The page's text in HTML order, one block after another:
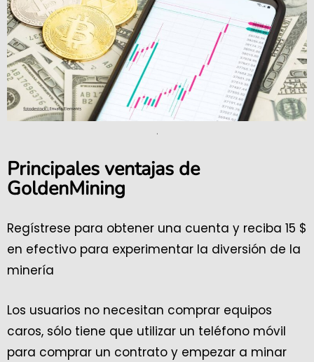
.
Principales ventajas de
GoldenMining
Regístrese para obtener una cuenta y reciba 15 $
en efectivo para experimentar la diversión de la
minería
Los usuarios no necesitan comprar equipos
caros, sólo tiene que utilizar un teléfono móvil
para comprar un contrato y empezar a minar